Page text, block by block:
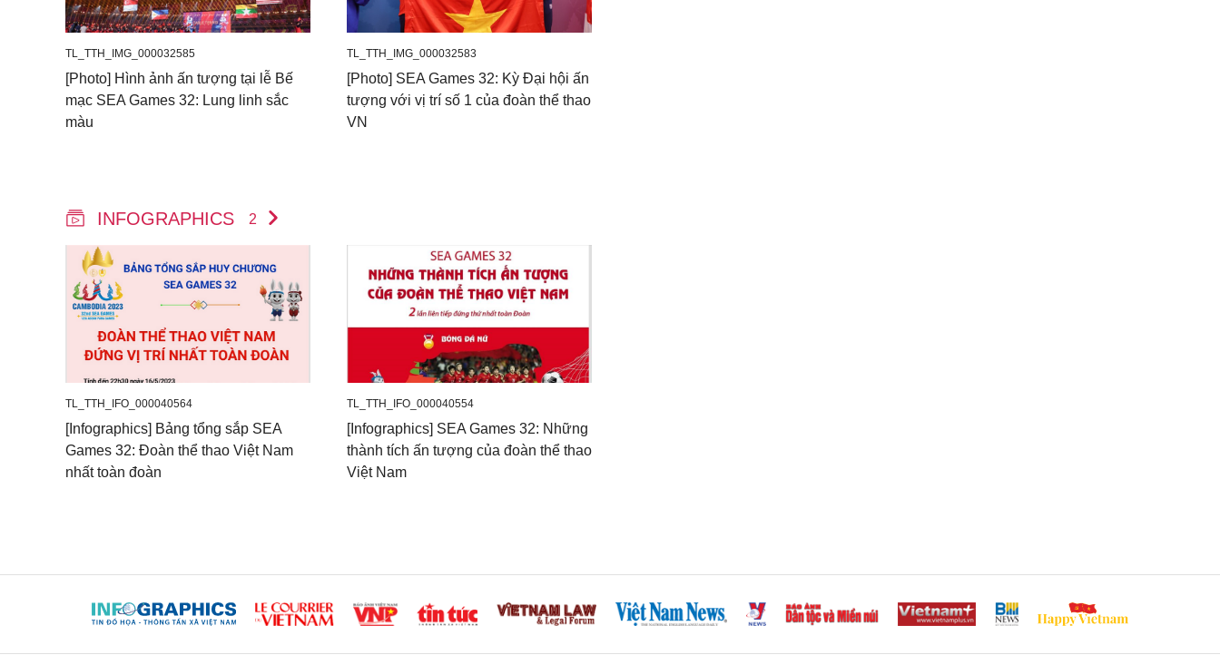
TL_TTH_IMG_000032585
[Photo] Hình ảnh ấn tượng tại lễ Bế
mạc SEA Games 32: Lung linh sắc
màu
TL_TTH_IMG_000032583
[Photo] SEA Games 32: Kỳ Đại hội ấn
tượng với vị trí số 1 của đoàn thể thao
VN
INFOGRAPHICS 2
TL_TTH_IFO_000040564
[Infographics] Bảng tổng sắp SEA
Games 32: Đoàn thể thao Việt Nam
nhất toàn đoàn
TL_TTH_IFO_000040554
[Infographics] SEA Games 32: Những
thành tích ấn tượng của đoàn thể thao
Việt Nam